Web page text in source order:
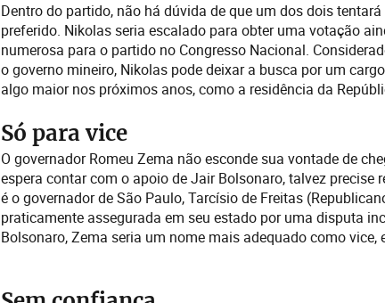
Dentro do partido, não há dúvida de que um dos dois
preferido. Nikolas seria escalado para obter uma votação
numerosa para o partido no Congresso Nacional.
o governo mineiro, Nikolas pode deixar a busca por um
algo maior nos próximos anos, como a residência da
Só para vice
O governador Romeu Zema não esconde sua vontade de
espera contar com o apoio de Jair Bolsonaro, talvez precise
é o governador de São Paulo, Tarcísio de Freitas
praticamente assegurada em seu estado por uma disputa
Bolsonaro, Zema seria um nome mais adequado como